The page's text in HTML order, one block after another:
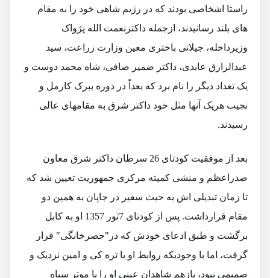
راستا اشخاصی بودند که در رژیم شاهی خود را به مقام
های بلند رسانیدند، ازجمله داکترنعمت الله پژواک
وزیرداخله، جیلانی باختری معین وزارت زراعت، سید
عبدالرازق عابدی، داکتر ضمیر صافی، شاه محمد دوست و
یک تعداد دیگر را نام برد که بعداً در دوره ببرک کارمل و
نجیب هریک آنها مثل خود داکتر شرق به مقامهای عالی
رسیدند.
بعد از موفقیت کودتای 26 سرطان داکتر شرق معاون
صدراعظم و منشی کمیته مرکزی جمهوریت تعیین شد که
تا زمان تبدیلی اش به حیث سفیر در جاپان به همین دو
مقام قرارداشت. پس از کودتای 7ثور 1357 او به کابل
برگشت و طبق ادعای خودش که در"حصرخانگی" قرار
گرفت، اما با وجودیکه روابط او با تره کی و امین نزدیک و
صمیمی نبود، بازهم شاهدان عینی او را با موتر سیاه